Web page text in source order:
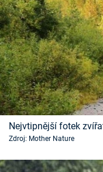
Nejvtipnější fotek
Zdroj: Mother Nature